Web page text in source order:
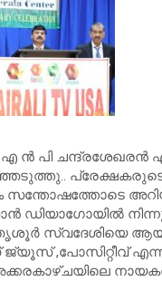
പി ചന്ദ്രശേഖരൻ
പ്രേക്ഷകരുടെ
സന്തോഷത്തോടെ
ഡിയാഗോയിൽ
..തൃശൂർ സ്വദേശിയെ
ജ്യൂസ് ,പോസിറ്റീവ്